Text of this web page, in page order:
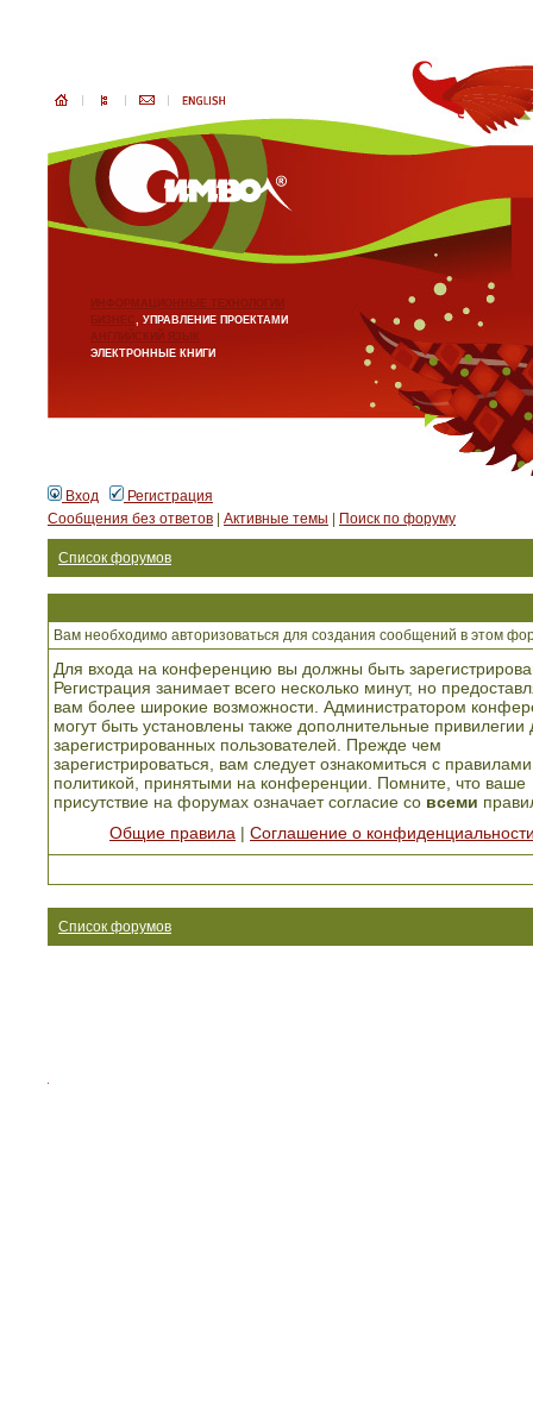
ИНФОРМАЦИОННЫЕ ТЕХНОЛОГИИ
БИЗНЕС, УПРАВЛЕНИЕ ПРОЕКТАМИ
АНГЛИЙСКИЙ ЯЗЫК
ЭЛЕКТРОННЫЕ КНИГИ
Вход
Регистрация
Сообщения без ответов
Активные темы Поиск по форуму
Список форумов
Вам необходимо авторизоваться для создания сообщений в этом
Для входа на конференцию вы должны быть
Регистрация занимает всего несколько минут, но
вам более широкие возможности. Администратором
могут быть установлены также дополнительные привилегии
зарегистрированных пользователей. Прежде чем
зарегистрироваться, вам следует ознакомиться с
политикой, принятыми на конференции. Помните, что ваше
присутствие на форумах означает согласие со всеми
Общие правила
Соглашение о
Список форумов